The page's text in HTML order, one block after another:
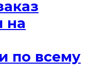
на
по всему